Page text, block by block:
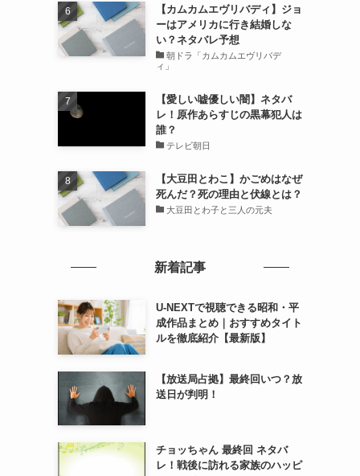
【カムカムエヴリバディ】ジョ
ーはアメリカに行き結婚しな
い？ネタバレ予想
朝ドラ「カムカムエヴリバデ
ィ」
【愛しい嘘優しい闇】ネタバ
レ！原作あらすじの黒幕犯人は
誰？
テレビ朝日
【大豆田とわこ】かごめはなぜ
死んだ？死の理由と伏線とは？
大豆田とわ子と三人の元夫
新着記事
U-NEXTで視聴できる昭和・平
成作品まとめ｜おすすめタイト
ルを徹底紹介【最新版】
【放送局占拠】最終回いつ？放
送日が判明！
チョッちゃん 最終回 ネタバ
レ！戦後に訪れる家族のハッピ